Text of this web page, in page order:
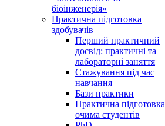
біоінженерія»
Практична підготовка
здобувачів
Перший практичний
досвід: практичні та
лабораторні заняття
Стажування під час
навчання
Бази практики
Практична підготовка
очима студентів